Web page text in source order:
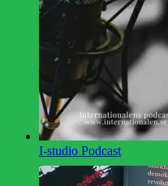
I-studio Podcast